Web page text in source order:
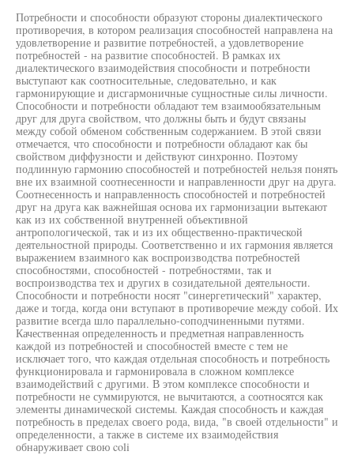
Потребности и способности образуют стороны диалектического
противоречия, в котором реализация способностей направлена на
удовлетворение и развитие потребностей, а удовлетворение
потребностей - на развитие способностей. В рамках их
диалектического взаимодействия способности и потребности
выступают как соотносительные, следовательно, и как
гармонирующие и дисгармоничные сущностные силы личности.
Способности и потребности обладают тем взаимообязательным
друг для друга свойством, что должны быть и будут связаны
между собой обменом собственным содержанием. В этой связи
отмечается, что способности и потребности обладают как бы
свойством диффузности и действуют синхронно. Поэтому
подлинную гармонию способностей и потребностей нельзя понять
вне их взаимной соотнесенности и направленности друг на друга.
Соотнесенность и направленность способностей и потребностей
друг на друга как важнейшая основа их гармонизации вытекают
как из их собственной внутренней объективной
антропологической, так и из их общественно-практической
деятельностной природы. Соответственно и их гармония является
выражением взаимного как воспроизводства потребностей
способностями, способностей - потребностями, так и
воспроизводства тех и других в созидательной деятельности.
Способности и потребности носят "синергетический" характер,
даже и тогда, когда они вступают в противоречие между собой. Их
развитие всегда шло параллельно-соподчиненными путями.
Качественная определенность и предметная направленность
каждой из потребностей и способностей вместе с тем не
исключает того, что каждая отдельная способность и потребность
функционировала и гармонировала в сложном комплексе
взаимодействий с другими. В этом комплексе способности и
потребности не суммируются, не вычитаются, а соотносятся как
элементы динамической системы. Каждая способность и каждая
потребность в пределах своего рода, вида, "в своей отдельности" и
определенности, а также в системе их взаимодействия
обнаруживает свою coli